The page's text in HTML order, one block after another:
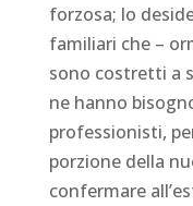
forzosa; lo
familiari che –
sono costretti a
ne hanno
professionisti,
porzione della
confermare